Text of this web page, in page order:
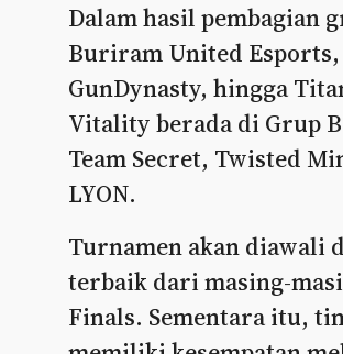
Dalam hasil pembagian
Buriram United Esports,
GunDynasty, hingga
Vitality berada di Grup
Team Secret, Twisted
LYON.
Turnamen akan diawali
terbaik dari masing-
Finals. Sementara itu,